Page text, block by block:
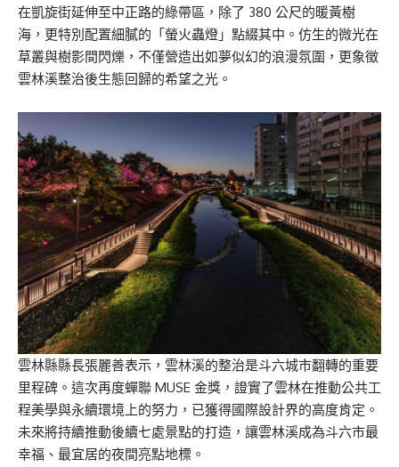
在凱旋街延伸至中正路的綠帶區，除了 380 公尺的暖黃樹
海，更特別配置細膩的「螢火蟲燈」點綴其中。仿生的微光在
草叢與樹影間閃爍，不僅營造出如夢似幻的浪漫氛圍，更象徵
雲林溪整治後生態回歸的希望之光。
雲林縣縣長張麗善表示，雲林溪的整治是斗六城市翻轉的重要
里程碑。這次再度蟬聯 MUSE 金獎，證實了雲林在推動公共工
程美學與永續環境上的努力，已獲得國際設計界的高度肯定。
未來將持續推動後續七處景點的打造，讓雲林溪成為斗六市最
幸福、最宜居的夜間亮點地標。